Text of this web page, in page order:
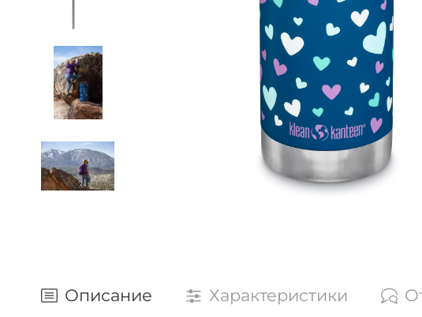
Описание Характеристики